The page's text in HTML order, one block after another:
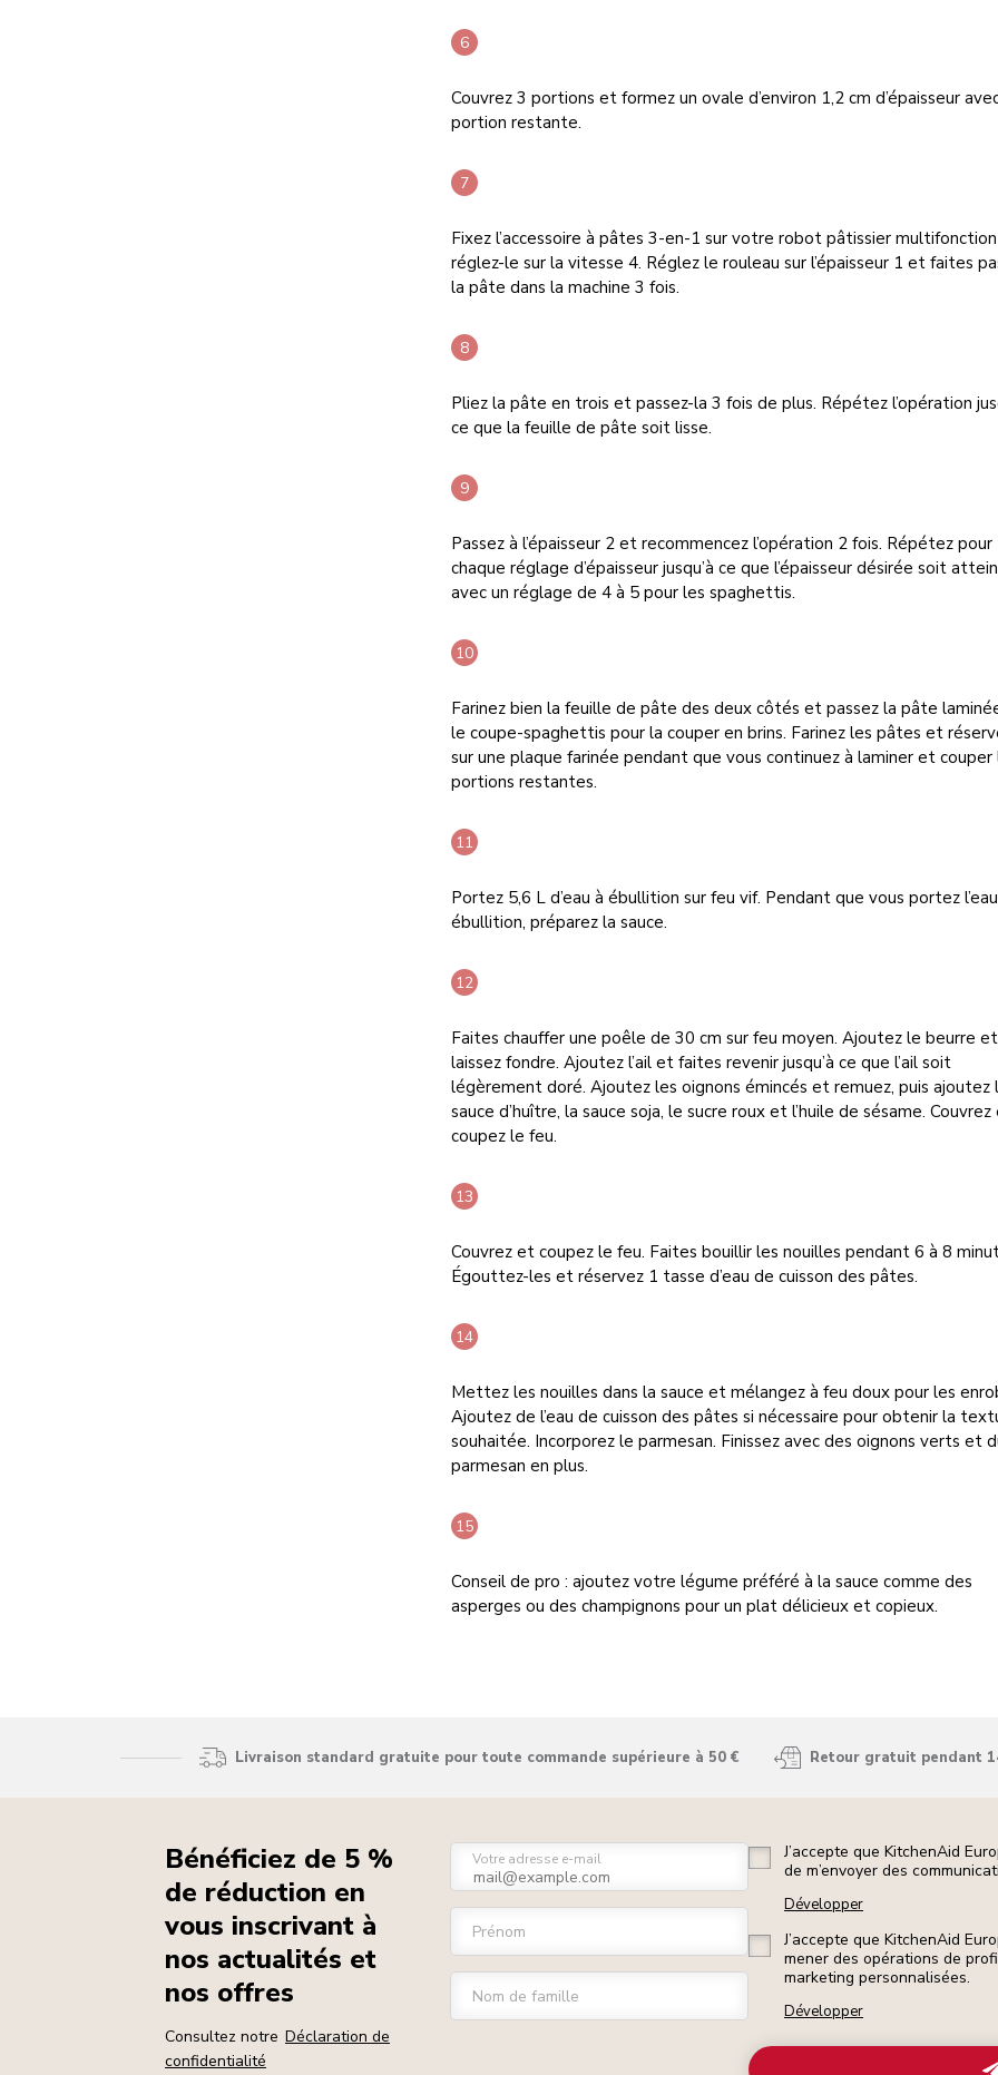
Couvrez 3 portions et formez un ovale d’environ 1,2 cm d’épaisseur
portion restante.
Fixez l’accessoire à pâtes 3-en-1 sur votre robot pâtissier
réglez-le sur la vitesse 4. Réglez le rouleau sur l’épaisseur 1 et faites
la pâte dans la machine 3 fois.
Pliez la pâte en trois et passez-la 3 fois de plus. Répétez l’opération
ce que la feuille de pâte soit lisse.
Passez à l’épaisseur 2 et recommencez l’opération 2 fois. Répétez pour
chaque réglage d’épaisseur jusqu’à ce que l’épaisseur désirée soit
avec un réglage de 4 à 5 pour les spaghettis.
Farinez bien la feuille de pâte des deux côtés et passez la pâte
le coupe-spaghettis pour la couper en brins. Farinez les pâtes et
sur une plaque farinée pendant que vous continuez à laminer et couper
portions restantes.
Portez 5,6 L d’eau à ébullition sur feu vif. Pendant que vous portez
ébullition, préparez la sauce.
Faites chauffer une poêle de 30 cm sur feu moyen. Ajoutez le beurre et
laissez fondre. Ajoutez l’ail et faites revenir jusqu’à ce que l’ail soit
légèrement doré. Ajoutez les oignons émincés et remuez, puis ajoutez
sauce d’huître, la sauce soja, le sucre roux et l’huile de sésame.
coupez le feu.
Couvrez et coupez le feu. Faites bouillir les nouilles pendant 6 à 8
Égouttez-les et réservez 1 tasse d’eau de cuisson des pâtes.
Mettez les nouilles dans la sauce et mélangez à feu doux pour les
Ajoutez de l’eau de cuisson des pâtes si nécessaire pour obtenir la
souhaitée. Incorporez le parmesan. Finissez avec des oignons verts et
parmesan en plus.
Conseil de pro : ajoutez votre légume préféré à la sauce comme des
asperges ou des champignons pour un plat délicieux et copieux.
Livraison standard gratuite pour toute commande supérieure à 50 € Retour gratuit pendant
Bénéficiez de 5 %
de réduction en
vous inscrivant à
nos actualités et
nos offres
Consultez notre Déclaration de
confidentialité
Votre adresse e-mail
Prénom
Nom de famille
J’accepte que KitchenAid
de m’envoyer des
Développer
J’accepte que KitchenAid
mener des opérations de
marketing personnalisées.
Développer